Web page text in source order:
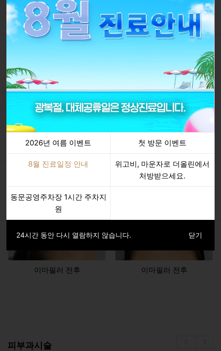
2026년 여름 이벤트 첫 방문 이벤트
8월 진료일정 안내
위고비, 마운자로 더올린에서
처방받으세요.
동문공영주차장 1시간 주차지
원
24시간 동안 다시 열람하지 않습니다. 닫기
스타와 함께
등록일
06.25
등록일
06.25
개그맨 한현민
가수 걸스데이
등록일
방송인 안나
등록일
06.19
가수 엔소닉
시술 전후 사진
이마필러 전후 이마필러 전후
피부과시술